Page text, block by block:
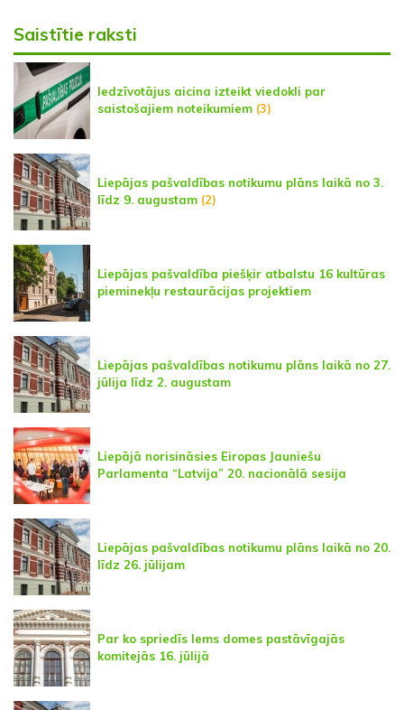
Saistītie raksti
Iedzīvotājus aicina izteikt viedokli par
saistošajiem noteikumiem (3)
Liepājas pašvaldības notikumu plāns laikā no 3.
līdz 9. augustam (2)
Liepājas pašvaldība piešķir atbalstu 16 kultūras
pieminekļu restaurācijas projektiem
Liepājas pašvaldības notikumu plāns laikā no 27.
jūlija līdz 2. augustam
Liepājā norisināsies Eiropas Jauniešu
Parlamenta “Latvija” 20. nacionālā sesija
Liepājas pašvaldības notikumu plāns laikā no 20.
līdz 26. jūlijam
Par ko spriedīs lems domes pastāvīgajās
komitejās 16. jūlijā